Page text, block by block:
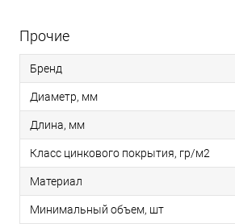
Прочие
Бренд
Диаметр, мм
Длина, мм
Класс цинкового покрытия, гр/м2
Материал
Минимальный объем, шт